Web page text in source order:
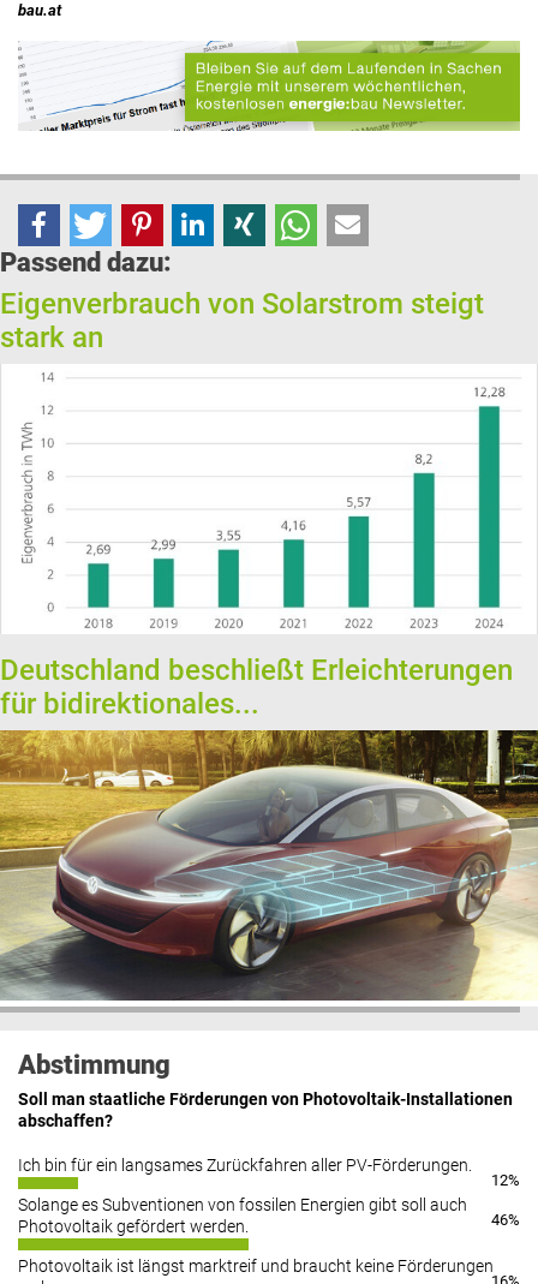
bau.at
Passend dazu:
Eigenverbrauch von Solarstrom steigt
stark an
Deutschland beschließt Erleichterungen
für bidirektionales...
Abstimmung
Soll man staatliche Förderungen von Photovoltaik-Installationen
abschaffen?
Ich bin für ein langsames Zurückfahren aller PV-Förderungen.
12%
Solange es Subventionen von fossilen Energien gibt soll auch
Photovoltaik gefördert werden.
46%
Photovoltaik ist längst marktreif und braucht keine Förderungen